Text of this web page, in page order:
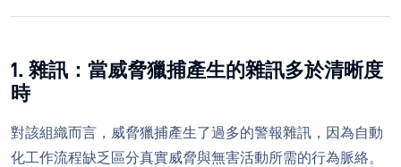
1. 雜訊：當威脅獵捕產生的雜訊多於清晰度
時
對該組織而言，威脅獵捕產生了過多的警報雜訊，因為自動
化工作流程缺乏區分真實威脅與無害活動所需的行為脈絡。